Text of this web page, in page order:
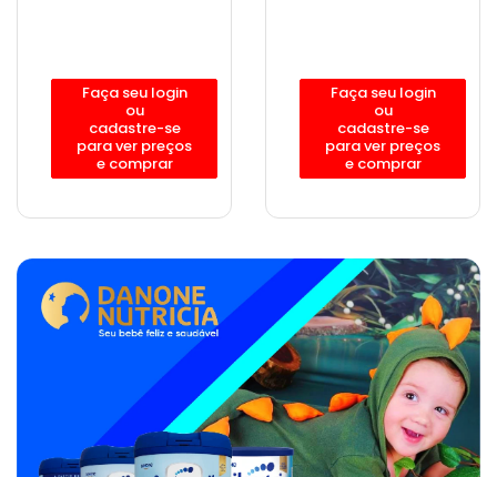
Faça seu login
ou
cadastre-se
para ver preços
e comprar
Faça seu login
ou
cadastre-se
para ver preços
e comprar